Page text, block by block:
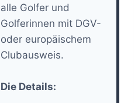
alle Golfer und
Golferinnen mit DGV-
oder europäischem
Clubausweis.
Die Details: